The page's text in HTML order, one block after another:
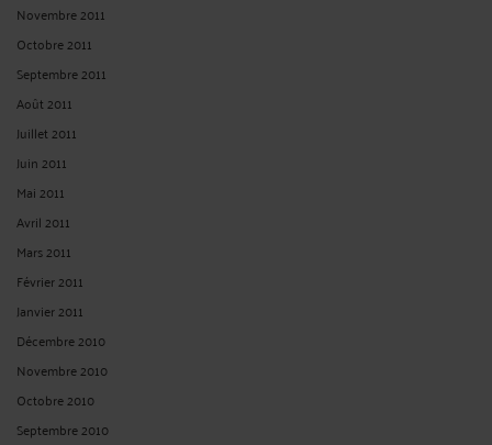
Novembre 2011
Octobre 2011
Septembre 2011
Août 2011
Juillet 2011
Juin 2011
Mai 2011
Avril 2011
Mars 2011
Février 2011
Janvier 2011
Décembre 2010
Novembre 2010
Octobre 2010
Septembre 2010